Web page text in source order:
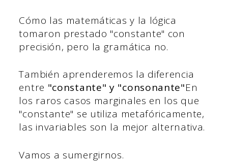
Cómo las matemáticas y la lógica
tomaron prestado "constante" con
precisión, pero la gramática no.
También aprenderemos la diferencia
entre "constante" y "consonante"En
los raros casos marginales en los que
"constante" se utiliza metafóricamente,
las invariables son la mejor alternativa.
Vamos a sumergirnos.